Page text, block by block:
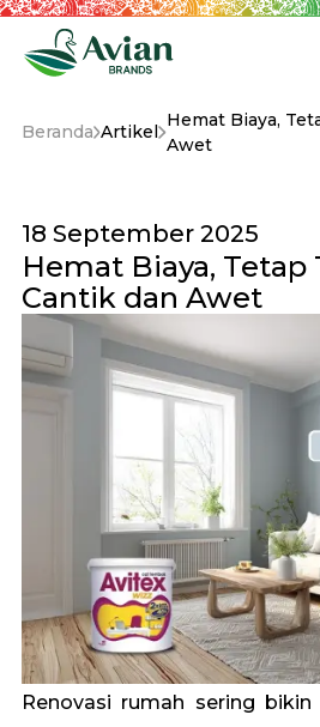
Beranda Artikel
Hemat Biaya,
Awet
18 September 2025
Hemat Biaya, Tetap
Cantik dan Awet
Renovasi rumah sering